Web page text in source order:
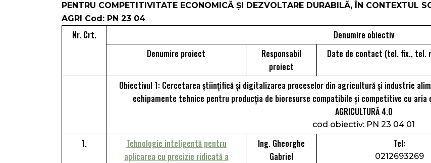
PENTRU COMPETITIVITATE ECONOMICĂ ȘI DEZVOLTARE DURABILĂ, ÎN CONTEXTUL
AGRI Cod: PN 23 04
Nr. Crt.
Denumire obiectiv
Denumire proiect
Responsabil
proiect
Date de contact (tel. fix., tel.
Obiectivul 1: Cercetarea științifică și digitalizarea proceselor din agricultură și industrie
echipamente tehnice pentru producția de bioresurse compatibile şi competitive cu
AGRICULTURĂ 4.0
cod obiectiv: PN 23 04 01
1.
Tehnologie inteligentă pentru
aplicarea cu precizie ridicată a
Ing. Gheorghe
Gabriel
Tel:
0212693269